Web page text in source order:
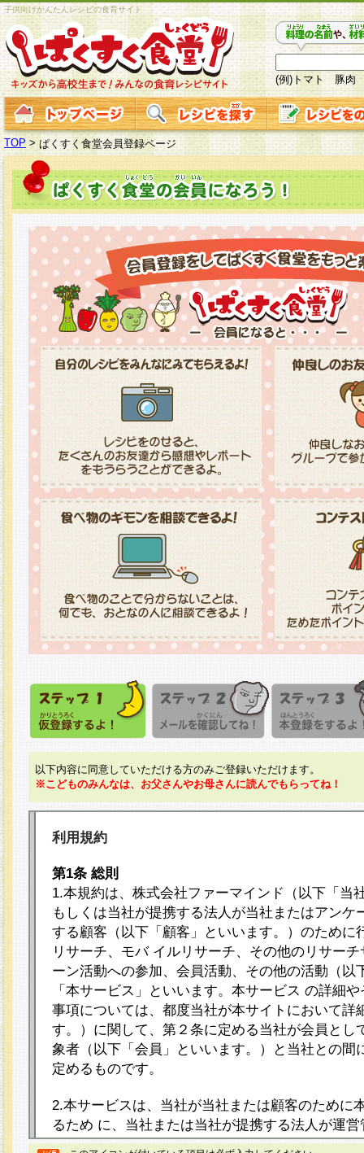
子供向けかんたんレシピの食育サイト
(例)トマト 豚肉
TOP > ぱくすく食堂会員登録ページ
以下内容に同意していただける方のみご登録いただけます。
※こどものみんなは、お父さんやお母さんに読んでもらってね！
利用規約
第1条 総則
1.本規約は、株式会社ファーマインド（以下「当
もしくは当社が提携する法人が当社またはアンケ
する顧客（以下「顧客」といいます。）のために
リサーチ、モバ イルリサーチ、その他のリサー
ーン活動への参加、会員活動、その他の活動（以
「本サービス」といいます。本サービス の詳細
事項については、都度当社が本サイトにおいて詳
す。）に関して、第２条に定める当社が会員とし
象者（以下「会員」といいます。）と当社との間
定めるものです。
2.本サービスは、当社が当社または顧客のために
るため に、当社または当社が提携する法人が運
ト（以下「本サイト」といいます。）上に本サー